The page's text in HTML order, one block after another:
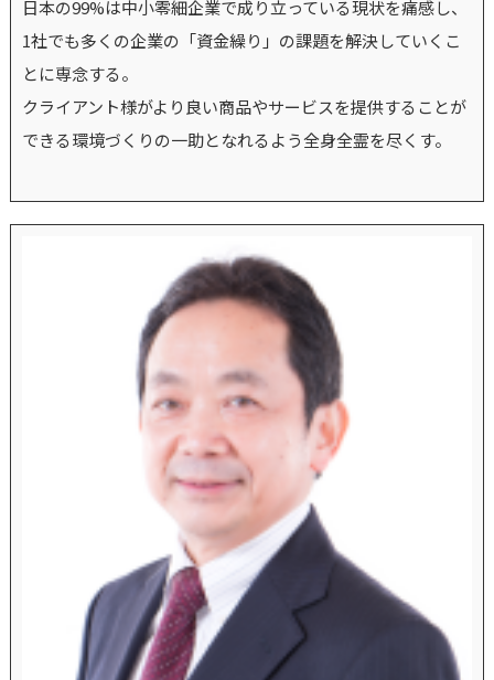
日本の99%は中小零細企業で成り立っている現状を痛感し、
1社でも多くの企業の「資金繰り」の課題を解決していくこ
とに専念する。
クライアント様がより良い商品やサービスを提供することが
できる環境づくりの一助となれるよう全身全霊を尽くす。